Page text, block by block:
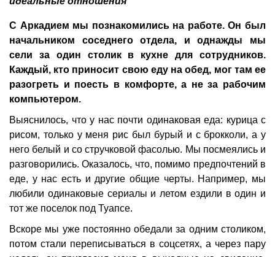
С Аркадием мы познакомились на работе. Он был
начальником соседнего отдела, и однажды мы
сели за один столик в кухне для сотрудников.
Каждый, кто приносит свою еду на обед, мог там ее
разогреть и поесть в комфорте, а не за рабочим
компьютером.
Выяснилось, что у нас почти одинаковая еда: курица с
рисом, только у меня рис был бурый и с брокколи, а у
него белый и со стручковой фасолью. Мы посмеялись и
разговорились. Оказалось, что, помимо предпочтений в
еде, у нас есть и другие общие черты. Например, мы
любили одинаковые сериалы и летом ездили в один и
тот же поселок под Туапсе.
Вскоре мы уже постоянно обедали за одним столиком,
потом стали переписываться в соцсетях, а через пару